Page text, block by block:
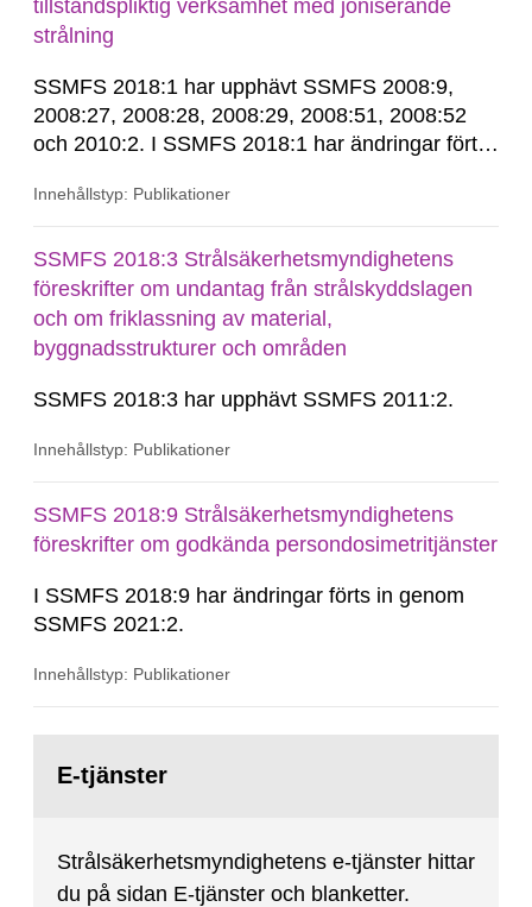
tillståndspliktig verksamhet med joniserande
strålning
SSMFS 2018:1 har upphävt SSMFS 2008:9,
2008:27, 2008:28, 2008:29, 2008:51, 2008:52
och 2010:2. I SSMFS 2018:1 har ändringar förts
SSMFS 2022:14, SSMFS 2024:2 och SSMFS
Innehållstyp: Publikationer
SSMFS 2018:3 Strålsäkerhetsmyndighetens
föreskrifter om undantag från strålskyddslagen
och om friklassning av material,
byggnadsstrukturer och områden
SSMFS 2018:3 har upphävt SSMFS 2011:2.
Innehållstyp: Publikationer
SSMFS 2018:9 Strålsäkerhetsmyndighetens
föreskrifter om godkända persondosimetritjänster
I SSMFS 2018:9 har ändringar förts in genom
SSMFS 2021:2.
Innehållstyp: Publikationer
sida:E-tjänster
Strålsäkerhetsmyndighetens e-tjänster hittar
du på sidan E-tjänster och blanketter.